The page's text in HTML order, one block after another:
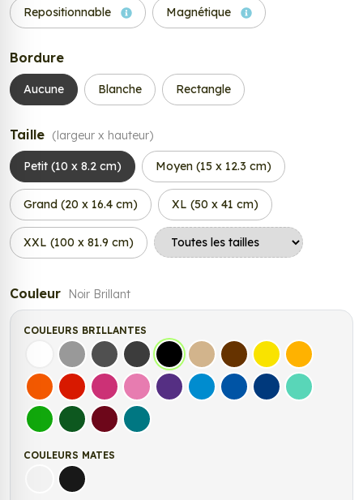
Repositionnable Magnétique
Bordure
Aucune Blanche Rectangle
Taille (largeur x hauteur)
Petit (10 x 8.2 cm) Moyen (15 x 12.3 cm)
Grand (20 x 16.4 cm) XL (50 x 41 cm)
XXL (100 x 81.9 cm)
Couleur Noir Brillant
COULEURS BRILLANTES
Blanc Gris Gris FoncéGris Anthracite
Noir Beige Marron Jaune ClairJaune
OrangeRouge FuchsiaRose Violet Bleu clairBleu MoyenBleu FoncéBleu Vert
Vert clairVert FoncéBordeauxTurquoise
COULEURS MATES
Blanc matNoir mat